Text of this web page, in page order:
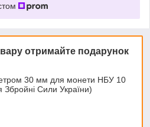
отримайте подарунок
30 мм для монети НБУ 10
Збройні Сили України)